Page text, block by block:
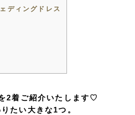
ディングドレス
2着ご紹介いたします♡
たい大きな1つ。